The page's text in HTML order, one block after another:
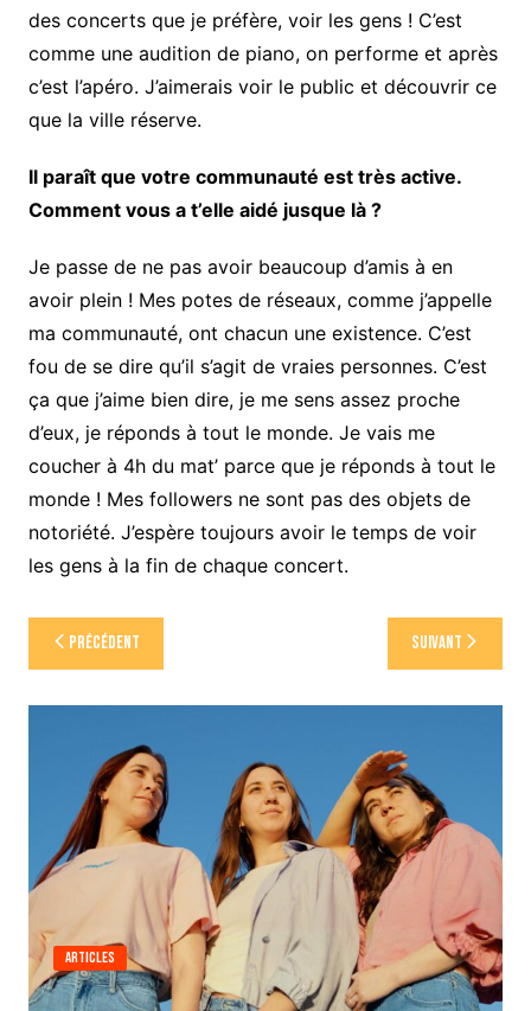
des concerts que je préfère, voir les gens ! C’est
comme une audition de piano, on performe et après
c’est l’apéro. J’aimerais voir le public et découvrir ce
que la ville réserve.
Il paraît que votre communauté est très active.
Comment vous a t’elle aidé jusque là ?
Je passe de ne pas avoir beaucoup d’amis à en
avoir plein ! Mes potes de réseaux, comme j’appelle
ma communauté, ont chacun une existence. C’est
fou de se dire qu’il s’agit de vraies personnes. C’est
ça que j’aime bien dire, je me sens assez proche
d’eux, je réponds à tout le monde. Je vais me
coucher à 4h du mat’ parce que je réponds à tout le
monde ! Mes followers ne sont pas des objets de
notoriété. J’espère toujours avoir le temps de voir
les gens à la fin de chaque concert.
Navigation
de
l’article
Précédent Suivant
Articles